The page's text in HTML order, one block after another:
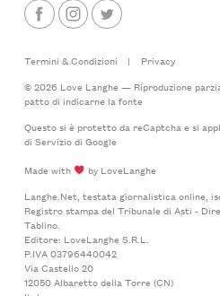
Termini & Condizioni |
Privacy
© 2026 Love Langhe — Riproduzione
patto di indicarne la fonte
Questo si è protetto da reCaptcha e si
di Serviziodi Google
Made with
by LoveLanghe
Langhe.Net, testata giornalistica online,
Registro stampa del Tribunale di Asti -
Tablino.
Editore: LoveLanghe S.R.L.
P.IVA 03796440042
Via Castello 20
12050 Albaretto della Torre (CN)